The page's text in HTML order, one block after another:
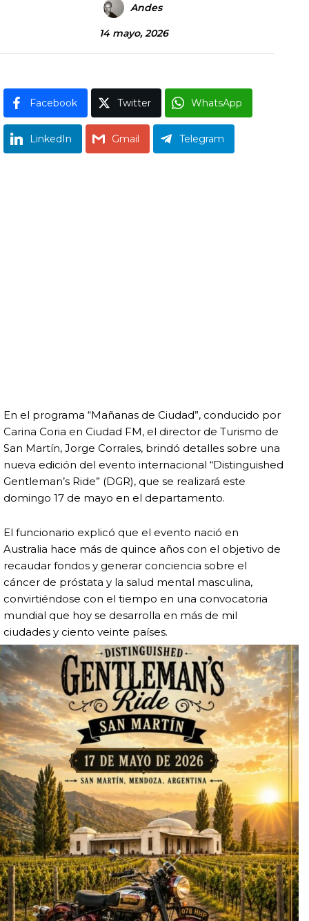
Andes
14 mayo, 2026
Facebook Twitter WhatsApp
LinkedIn Gmail Telegram
En el programa “Mañanas de Ciudad”, conducido por
Carina Coria en Ciudad FM, el director de Turismo de
San Martín, Jorge Corrales, brindó detalles sobre una
nueva edición del evento internacional “Distinguished
Gentleman’s Ride” (DGR), que se realizará este
domingo 17 de mayo en el departamento.
El funcionario explicó que el evento nació en
Australia hace más de quince años con el objetivo de
recaudar fondos y generar conciencia sobre el
cáncer de próstata y la salud mental masculina,
convirtiéndose con el tiempo en una convocatoria
mundial que hoy se desarrolla en más de mil
ciudades y ciento veinte países.